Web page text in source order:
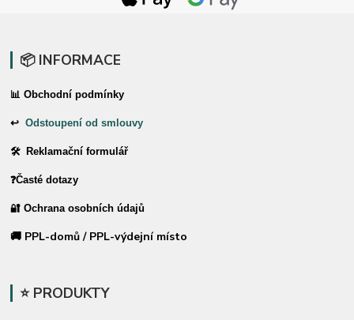
📦 INFORMACE
📊 Obchodní podmínky
↩Odstoupení od smlouvy
🛠 Reklamační formulář
❓Časté dotazy
🔐 Ochrana osobních údajů
🚚 PPL-domů / PPL-výdejní místo
⭐ PRODUKTY